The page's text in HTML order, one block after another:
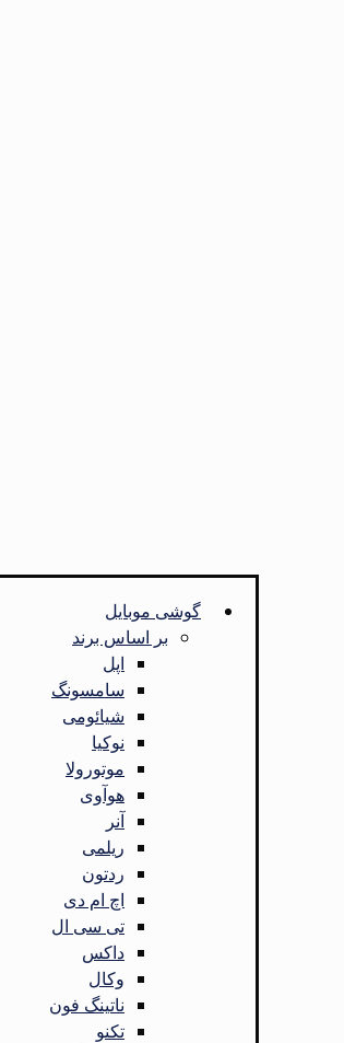
گوشی موبایل
بر اساس برند
اپل
سامسونگ
شیائومی
نوکیا
موتورولا
هوآوی
آنر
ریلمی
ردتون
اچ ام دی
تی سی ال
داکس
وکال
ناتینگ فون
تکنو